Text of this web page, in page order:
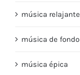
música relajante
música de fondo
música épica